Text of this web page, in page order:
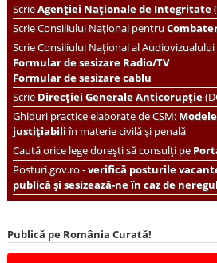
ScrieAgenției Naționale de Integritate
ScrieConsiliului Național pentru
Scrie Consiliului Național al Audiovizualului
Formular de sesizare Radio/TV
Formular de sesizare cablu
ScrieDirecției Generale Anticorupție
Ghiduri practice elaborate de CSM:
justițiabiliîn materie civilă și penală
Caută orice lege dorești să consulți pe
Posturi.gov.ro -verifică posturile
publică și sesizează-ne în caz de
Publică pe România Curată!